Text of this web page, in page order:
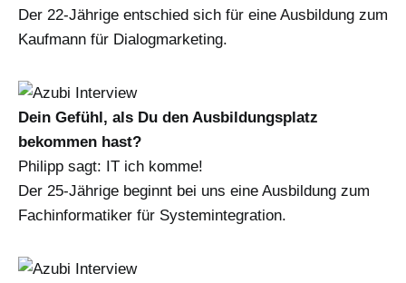
Der 22-Jährige entschied sich für eine Ausbildung zum
Kaufmann für Dialogmarketing.
Dein Gefühl, als Du den Ausbildungsplatz
bekommen hast?
Philipp sagt: IT ich komme!
Der 25-Jährige beginnt bei uns eine Ausbildung zum
Fachinformatiker für Systemintegration.